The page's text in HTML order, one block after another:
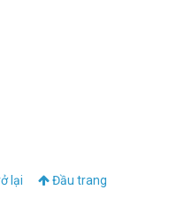
lại Đầu trang